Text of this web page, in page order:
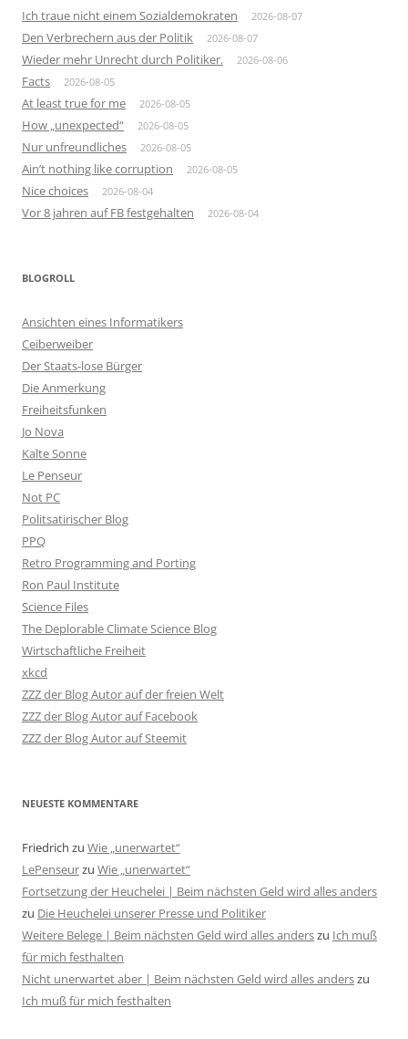
Ich traue nicht einem Sozialdemokraten 2026-08-07
Den Verbrechern aus der Politik 2026-08-07
Wieder mehr Unrecht durch Politiker. 2026-08-06
Facts 2026-08-05
At least true for me 2026-08-05
How „unexpected“ 2026-08-05
Nur unfreundliches 2026-08-05
Ain’t nothing like corruption 2026-08-05
Nice choices 2026-08-04
Vor 8 jahren auf FB festgehalten 2026-08-04
BLOGROLL
Ansichten eines Informatikers
Ceiberweiber
Der Staats-lose Bürger
Die Anmerkung
Freiheitsfunken
Jo Nova
Kalte Sonne
Le Penseur
Not PC
Politsatirischer Blog
PPQ
Retro Programming and Porting
Ron Paul Institute
Science Files
The Deplorable Climate Science Blog
Wirtschaftliche Freiheit
xkcd
ZZZ der Blog Autor auf der freien Welt
ZZZ der Blog Autor auf Facebook
ZZZ der Blog Autor auf Steemit
NEUESTE KOMMENTARE
Friedrich zu Wie „unerwartet“
LePenseurzu Wie „unerwartet“
Fortsetzung der Heuchelei | Beim nächsten Geld wird alles anders
zu Die Heuchelei unserer Presse und Politiker
Weitere Belege | Beim nächsten Geld wird alles anderszu Ich muß
für mich festhalten
Nicht unerwartet aber | Beim nächsten Geld wird alles anderszu
Ich muß für mich festhalten